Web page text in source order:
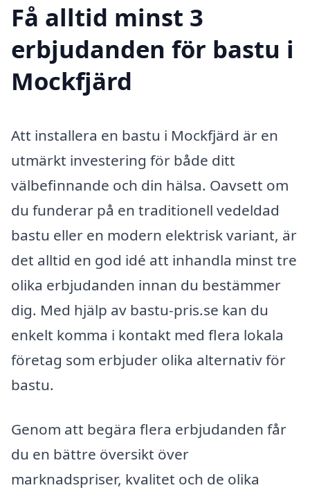
Få alltid minst 3
erbjudanden för bastu i
Mockfjärd
Att installera en bastu i Mockfjärd är en
utmärkt investering för både ditt
välbefinnande och din hälsa. Oavsett om
du funderar på en traditionell vedeldad
bastu eller en modern elektrisk variant, är
det alltid en god idé att inhandla minst tre
olika erbjudanden innan du bestämmer
dig. Med hjälp av bastu-pris.se kan du
enkelt komma i kontakt med flera lokala
företag som erbjuder olika alternativ för
bastu.
Genom att begära flera erbjudanden får
du en bättre översikt över
marknadspriser, kvalitet och de olika